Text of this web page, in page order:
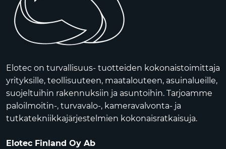
Elotec on turvallisuus- tuotteiden kokonaistoimittaja
yrityksille, teollisuuteen, maatalouteen, asuinalueille,
suojeltuihin rakennuksiin ja asuntoihin. Tarjoamme
paloilmoitin-, turvavalo-, kameravalvonta- ja
tutkatekniikkajärjestelmien kokonaisratkaisuja.
Elotec Finland Oy Ab